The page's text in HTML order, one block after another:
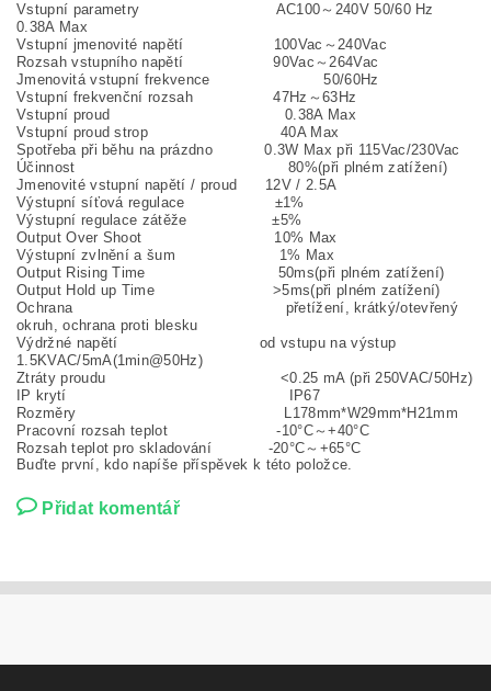
Vstupní parametry AC100～240V 50/60 Hz
0.38A Max
Vstupní jmenovité napětí 100Vac～240Vac
Rozsah vstupního napětí 90Vac～264Vac
Jmenovitá vstupní frekvence 50/60Hz
Vstupní frekvenční rozsah 47Hz～63Hz
Vstupní proud 0.38A Max
Vstupní proud strop 40A Max
Spotřeba při běhu na prázdno 0.3W Max při 115Vac/230Vac
Účinnost 80%(při plném zatížení)
Jmenovité vstupní napětí / proud 12V / 2.5A
Výstupní síťová regulace ±1%
Výstupní regulace zátěže ±5%
Output Over Shoot 10% Max
Výstupní zvlnění a šum 1% Max
Output Rising Time 50ms(při plném zatížení)
Output Hold up Time >5ms(při plném zatížení)
Ochrana přetížení, krátký/otevřený
okruh, ochrana proti blesku
Výdržné napětí od vstupu na výstup
1.5KVAC/5mA(1min@50Hz)
Ztráty proudu <0.25 mA (při 250VAC/50Hz)
IP krytí IP67
Rozměry L178mm*W29mm*H21mm
Pracovní rozsah teplot -10°C～+40°C
Rozsah teplot pro skladování -20°C～+65°C
Buďte první, kdo napíše příspěvek k této položce.
Přidat komentář